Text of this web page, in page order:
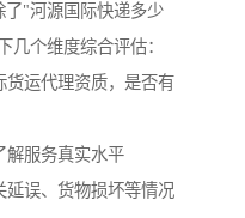
了"河源国际快递多少
几个维度综合评估：
货运代理资质，是否有
解服务真实水平
延误、货物损坏等情况